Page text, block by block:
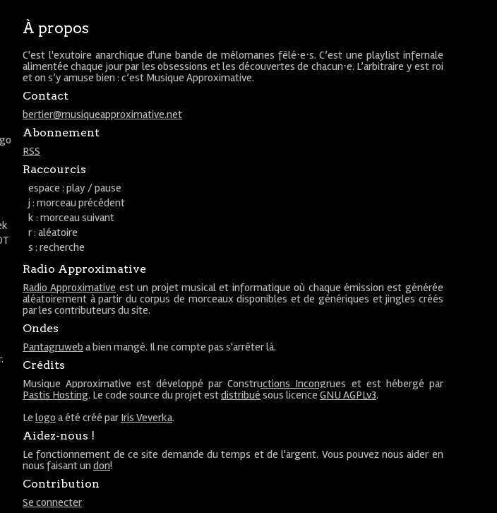
À propos
C'est l'exutoire anarchique d'une bande de mélomanes fêlé⋅e⋅s. C’est une playlist infernale
alimentée chaque jour par les obsessions et les découvertes de chacun⋅e. L’arbitraire y est roi
et on s’y amuse bien : c’est Musique Approximative.
Contact
bertier@musiqueapproximative.net
Abonnement
RSS
Raccourcis
espace : play / pause
j : morceau précédent
k : morceau suivant
r : aléatoire
s : recherche
Radio Approximative
Radio Approximative est un projet musical et informatique où chaque émission est générée
aléatoirement à partir du corpus de morceaux disponibles et de génériques et jingles créés
par les contributeurs du site.
Ondes
Pantagruweb a bien mangé. Il ne compte pas s'arrêter là.
Crédits
Musique Approximative est développé parConstructions Incongrues et est hébergé par
Pastis Hosting. Le code source du projet estdistribué sous licence GNU AGPLv3.
Le logo a été créé par Iris Veverka.
Aidez-nous !
Le fonctionnement de ce site demande du temps et de l'argent. Vous pouvez nous aider en
nous faisant undon!
Contribution
Se connecter